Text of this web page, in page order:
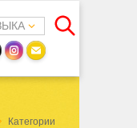
Категории